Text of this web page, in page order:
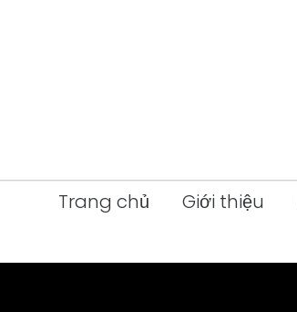
Trang chủ Giới thiệu